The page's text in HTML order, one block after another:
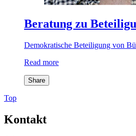
Beratung zu
Demokratische Beteiligung von
Read more
Share
Top
Kontakt